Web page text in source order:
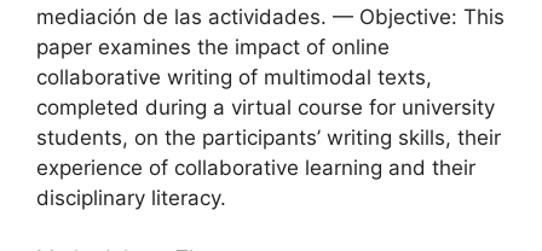
mediación de las actividades. — Objective: This
paper examines the impact of online
collaborative writing of multimodal texts,
completed during a virtual course for university
students, on the participants’ writing skills, their
experience of collaborative learning and their
disciplinary literacy.